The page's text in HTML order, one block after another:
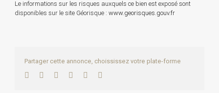
Le informations sur les risques auxquels ce bien est exposé sont
disponibles sur le site Géorisque : www.georisques.gouv.fr
Partager cette annonce, choississez votre plate-forme
Facebook
TwitterLinkedInWhatsApp
Pinterest